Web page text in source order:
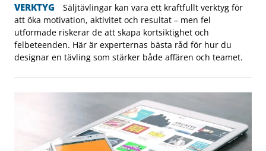
VERKTYG
Säljtävlingar kan vara ett kraftfullt verktyg för
att öka motivation, aktivitet och resultat – men fel
utformade riskerar de att skapa kortsiktighet och
felbeteenden. Här är experternas bästa råd för hur du
designar en tävling som stärker både affären och teamet.